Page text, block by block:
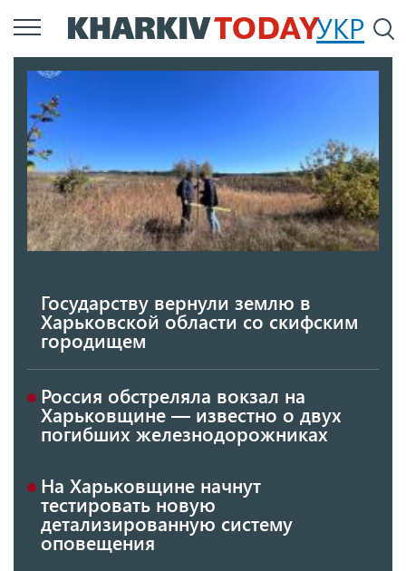
Перейти
к
УКР
Государству вернули землю в
Харьковской области со скифским
городищем
Россия обстреляла вокзал на
Харьковщине — известно о двух
погибших железнодорожниках
На Харьковщине начнут
тестировать новую
детализированную систему
оповещения